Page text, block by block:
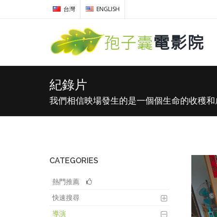
台灣 ENGLISH
紀錄片
我們相信映場發生的是一個個生命的收穫
CATEGORIES
熱門推薦
快速搜尋
導演